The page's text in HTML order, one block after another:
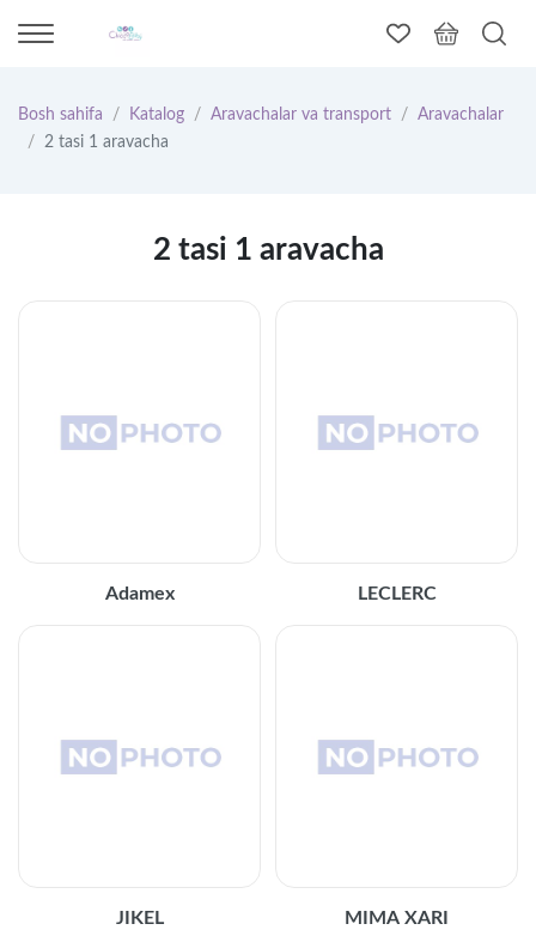
Bosh sahifa Katalog Aravachalar va transport
Aravachalar
2 tasi 1 aravacha
2 tasi 1 aravacha
Adamex LECLERC
JIKEL MIMA XARI